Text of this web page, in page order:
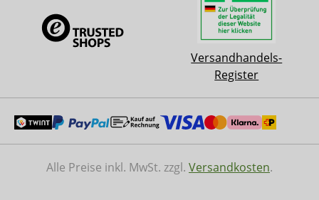
Versandhandels-
Register
Alle Preise inkl. MwSt. zzgl. Versandkosten.